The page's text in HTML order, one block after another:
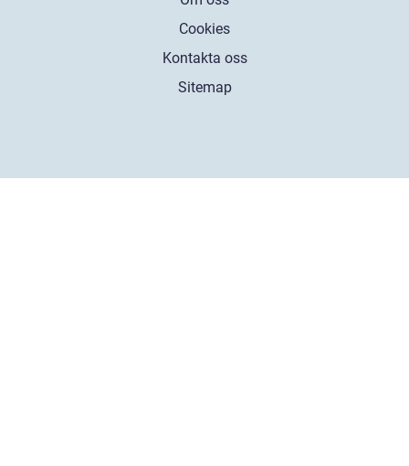
Cookies
Kontakta oss
Sitemap